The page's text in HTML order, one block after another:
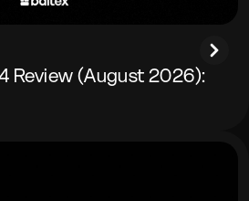
Review (August 2026):